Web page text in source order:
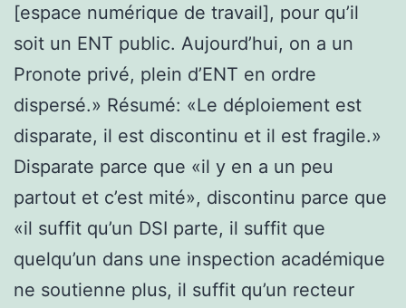
[espace numérique de travail], pour qu’il
soit un ENT public. Aujourd’hui, on a un
Pronote privé, plein d’ENT en ordre
dispersé.» Résumé: «Le déploiement est
disparate, il est discontinu et il est fragile.»
Disparate parce que «il y en a un peu
partout et c’est mité», discontinu parce que
«il suffit qu’un DSI parte, il suffit que
quelqu’un dans une inspection académique
ne soutienne plus, il suffit qu’un recteur